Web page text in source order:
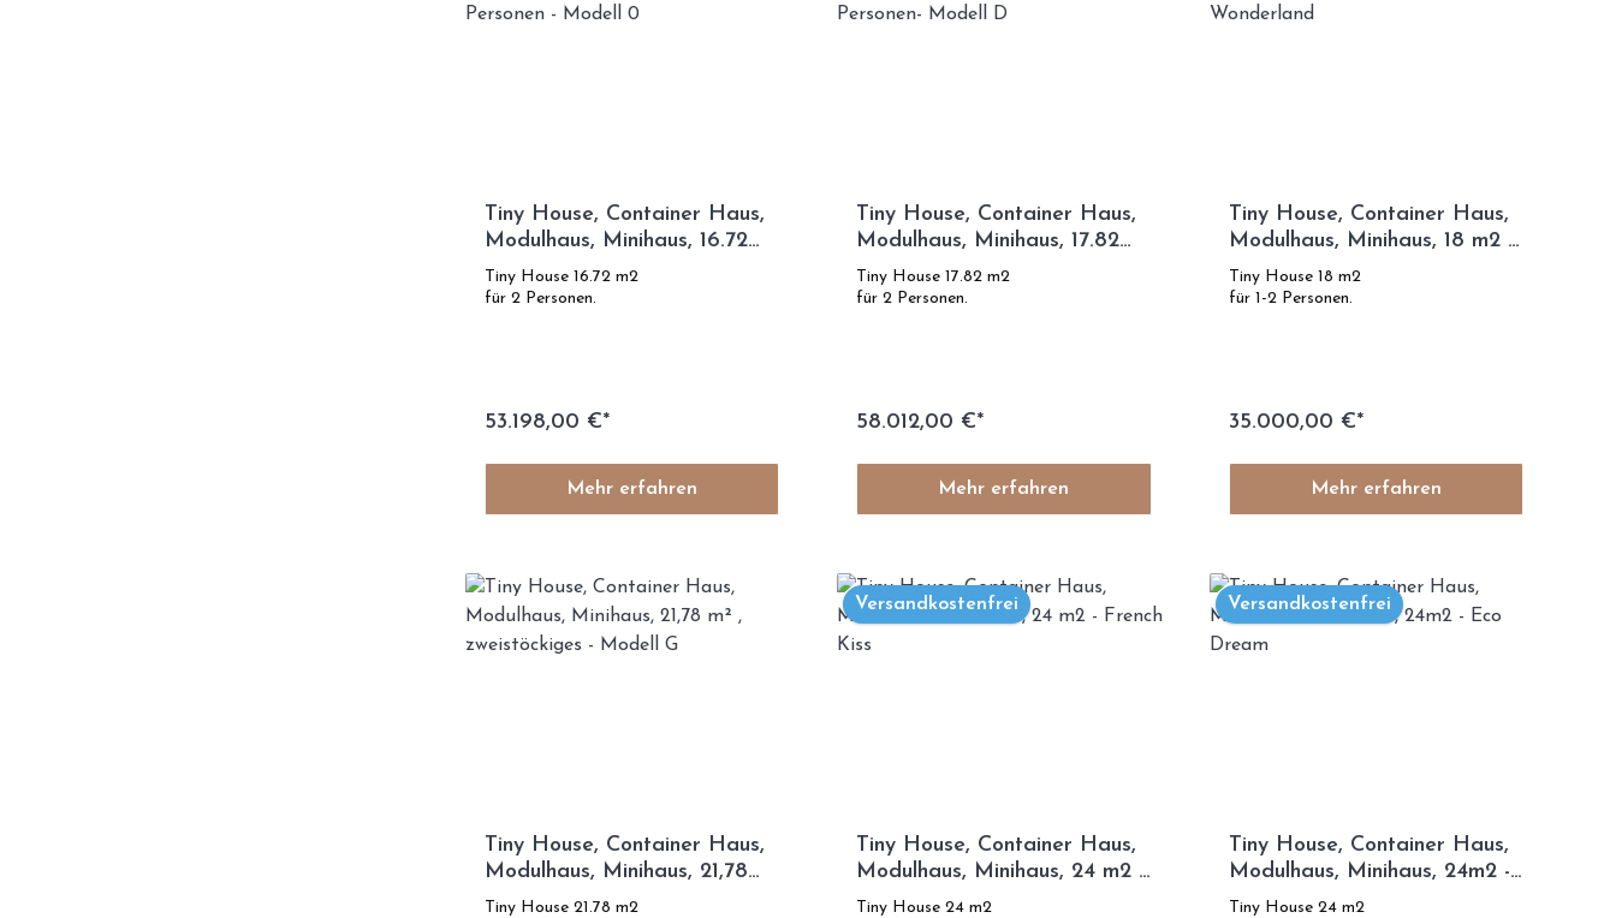
Tiny House, Container Haus,
Modulhaus, Minihaus, 16.72
m² - für 2 Personen - Modell
0
Tiny House 16.72 m2
für 2 Personen.
53.198,00 €*
Mehr erfahren
Tiny House, Container Haus,
Modulhaus, Minihaus, 17.82
m² -für 2 Personen- Modell D
Tiny House 17.82 m2
für 2 Personen.
58.012,00 €*
Mehr erfahren
Tiny House, Container Haus,
Modulhaus, Minihaus, 18 m2 -
Wonderland
Tiny House 18 m2
für 1-2 Personen.
35.000,00 €*
Mehr erfahren
Tiny House, Container Haus,
Modulhaus, Minihaus, 21,78
Tiny House 21.78 m2
Versandkostenfrei
Tiny House, Container Haus,
Modulhaus, Minihaus, 24 m2 -
French Kiss
Tiny House 24 m2
Versandkostenfrei
Tiny House, Container Haus,
Modulhaus, Minihaus, 24m2 -
Eco Dream
Tiny House 24 m2